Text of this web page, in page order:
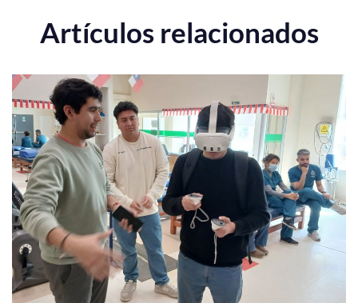
Artículos relacionados